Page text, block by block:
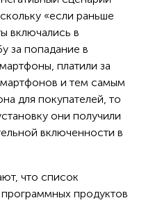
«если раньше
включались в
за попадание в
платили за
и тем самым
для покупателей, то
они получили
включенности в
что список
продуктов